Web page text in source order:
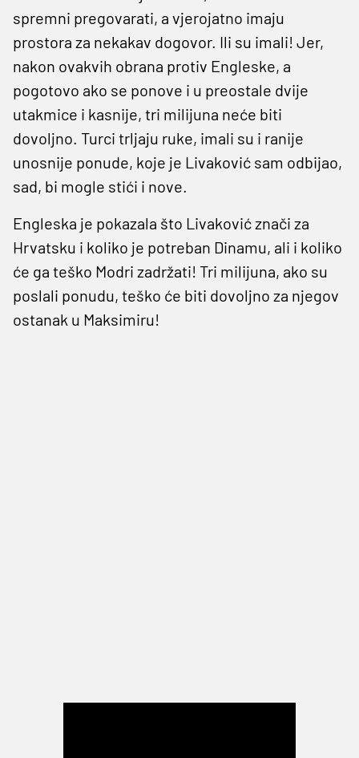
spremni pregovarati, a vjerojatno imaju
prostora za nekakav dogovor. Ili su imali! Jer,
nakon ovakvih obrana protiv Engleske, a
pogotovo ako se ponove i u preostale dvije
utakmice i kasnije, tri milijuna neće biti
dovoljno. Turci trljaju ruke, imali su i ranije
unosnije ponude, koje je Livaković sam odbijao,
sad, bi mogle stići i nove.
Engleska je pokazala što Livaković znači za
Hrvatsku i koliko je potreban Dinamu, ali i koliko
će ga teško Modri zadržati! Tri milijuna, ako su
poslali ponudu, teško će biti dovoljno za njegov
ostanak u Maksimiru!